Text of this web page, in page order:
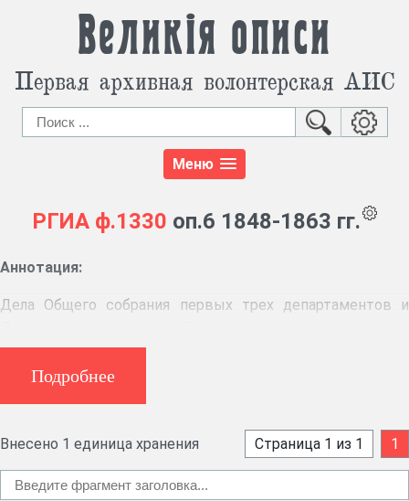
Великія описи
Первая архивная волонтерская АИС
Меню
РГИА ф.1330 оп.6 1848-1863 гг.
Аннотация:
Дела Общего собрания первых трех департаментов и
праве владения крестьянами; о земельных спорах;
утверждении в правах владения крестьянами; о
свободы из крепостной зависимости; взыскании по
нарушением контрактов; взыскании недоимок с
Подробнее
Внесено 1 единица хранения Страница 1 из 1 1